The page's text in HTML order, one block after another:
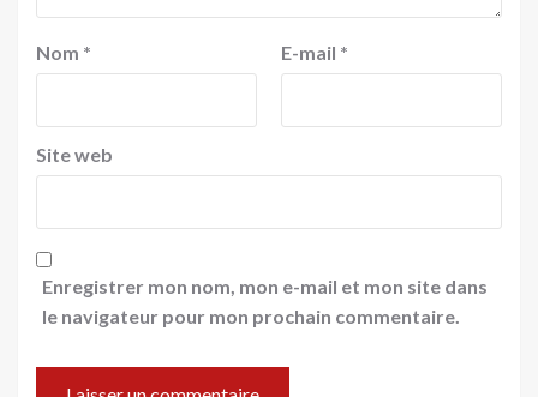
Nom * E-mail *
Site web
Enregistrer mon nom, mon e-mail et mon site dans
le navigateur pour mon prochain commentaire.